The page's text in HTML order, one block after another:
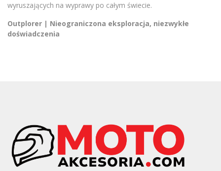
wyruszających na wyprawy po całym świecie.
Outplorer | Nieograniczona eksploracja, niezwykłe
doświadczenia